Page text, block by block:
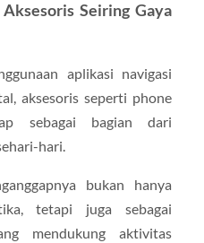
Seiring Gaya
aplikasi navigasi
aksesoris seperti phone
sebagai bagian dari
hari.
bukan hanya
tetapi juga sebagai
mendukung aktivitas